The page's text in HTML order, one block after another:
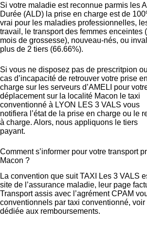
Si votre maladie est reconnue parmis les
Durée (ALD) la prise en charge est de
vrai pour les maladies professionnelles,
travail, le transport des femmes enceintes
mois de grossesse), nouveau-nés, ou
plus de 2 tiers (66.66%).
Si vous ne disposez pas de prescritpion
cas d’incapacité de retrouver votre prise en
charge sur les serveurs d’AMELI pour
déplacement sur la localité Macon le taxi
conventionné à LYON LES 3 VALS vous
notifiera l’état de la prise en charge ou le
à charge. Alors, nous appliquons le tiers
payant.
Comment s’informer pour votre transport
Macon ?
La convention que suit TAXI Les 3 VALS
site de l’assurance maladie, leur page
Transport assis avec l’agrément CPAM
conventionnels par taxi conventionné,
dédiée aux remboursements.